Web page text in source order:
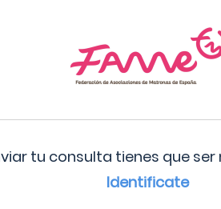
tu consulta tienes que ser
Identificate